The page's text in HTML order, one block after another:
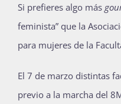
Si prefieres algo más
feminista” que la
para mujeres de la
El 7 de marzo distintas
previo a la marcha del